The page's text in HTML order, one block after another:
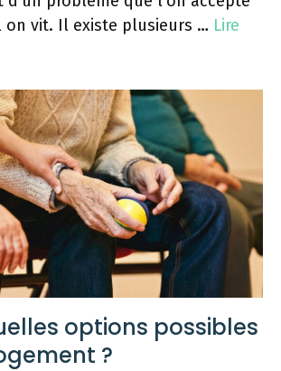
on vit. Il existe plusieurs … Lire
options possibles
?